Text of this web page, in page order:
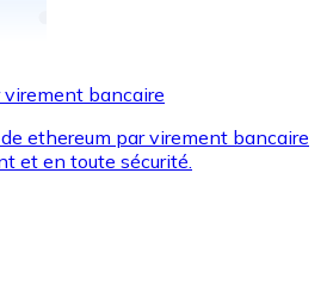
Visa et Mastercard pour acheter
bancaire
ethereum par virement bancaire
et en toute sécurité.